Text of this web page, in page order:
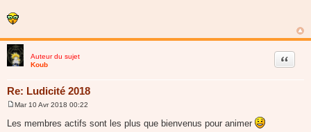
e
Auteur du sujet
Koub
Re: Ludicité 2018
Citer
s
Mar 10 Avr 2018 00:22
Les membres actifs sont les plus que bienvenus pour animer